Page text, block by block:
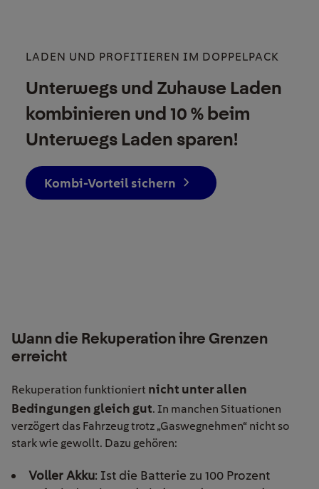
LADEN UND PROFITIEREN IM DOPPELPACK
Unterwegs und Zuhause Laden
kombinieren und 10 % beim
Unterwegs Laden sparen!
Kombi-Vorteil sichern
Wann die Rekuperation ihre Grenzen
erreicht
Rekuperation funktioniert nicht unter allen
Bedingungen gleich gut. In manchen Situationen
verzögert das Fahrzeug trotz „Gaswegnehmen“ nicht so
stark wie gewollt. Dazu gehören:
Voller Akku: Ist die Batterie zu 100 Prozent